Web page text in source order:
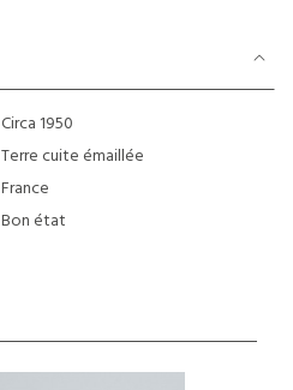
Circa 1950
Terre cuite émaillée
France
Bon état